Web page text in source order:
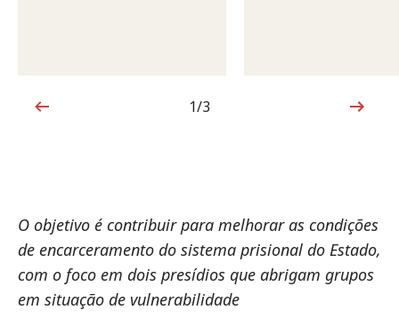
1 de 3
1/3
O objetivo é contribuir para melhorar as condições
de encarceramento do sistema prisional do Estado,
com o foco em dois presídios que abrigam grupos
em situação de vulnerabilidade